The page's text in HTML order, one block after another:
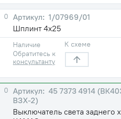
0
1/07969/01
Шплинт 4х25
Наличие
Обратитесь к
консультанту
К схеме
0
45 7373 4914
ВЗХ-2)
Выключатель света заднего